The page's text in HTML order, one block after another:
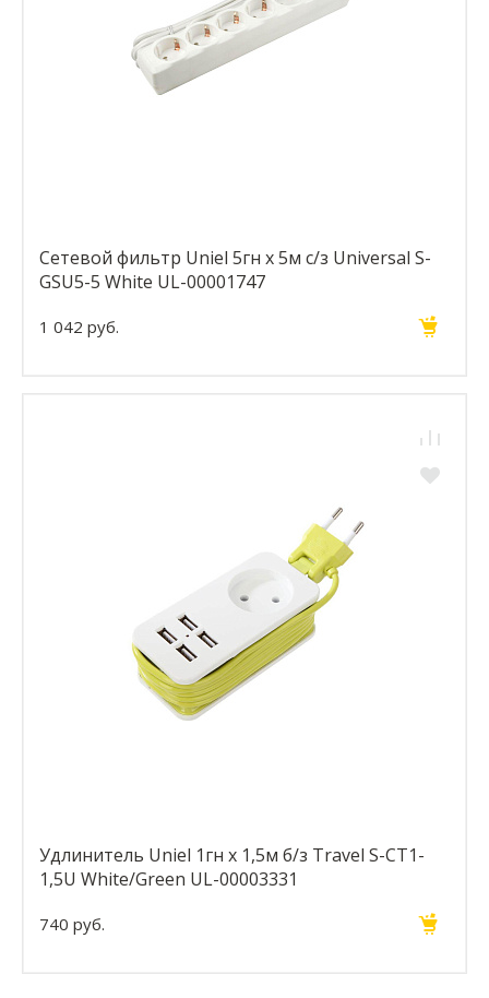
Сетевой фильтр Uniel 5гн х 5м с/з Universal S-
GSU5-5 White UL-00001747
1 042 руб.
Удлинитель Uniel 1гн х 1,5м б/з Travel S-CT1-
1,5U White/Green UL-00003331
740 руб.